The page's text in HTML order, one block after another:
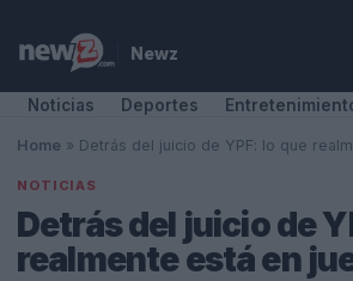
Newz
Noticias Deportes
Home » Detrás del juicio de YPF: lo que
NOTICIAS
Detrás del juicio de
realmente está en